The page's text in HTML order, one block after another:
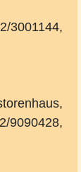
3001144,